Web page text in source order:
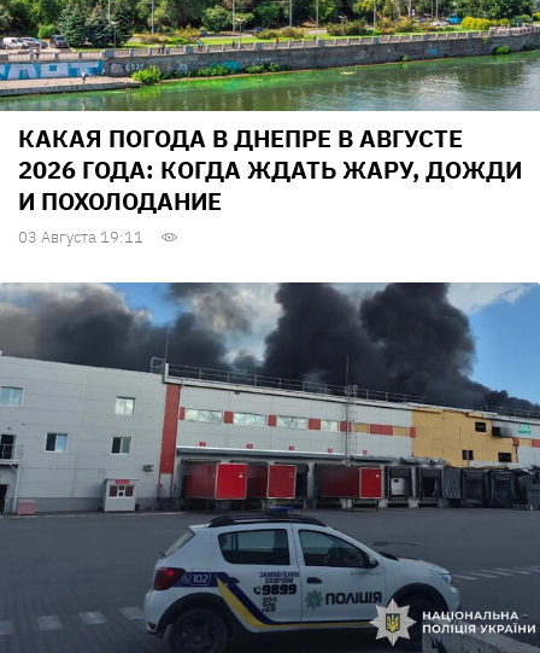
КАКАЯ ПОГОДА В ДНЕПРЕ В АВГУСТЕ
2026 ГОДА: КОГДА ЖДАТЬ ЖАРУ, ДОЖДИ
И ПОХОЛОДАНИЕ
03 Августа 19:11